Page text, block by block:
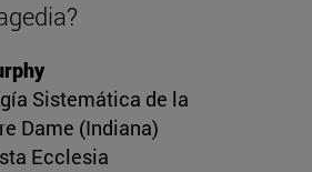
Sistemática de la
Dame (Indiana)
Ecclesia